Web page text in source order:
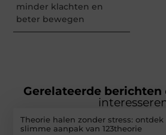
minder klachten en
beter bewegen
Gerelateerde berichten
Theorie halen zonder stress: ontdek
slimme aanpak van 123theorie